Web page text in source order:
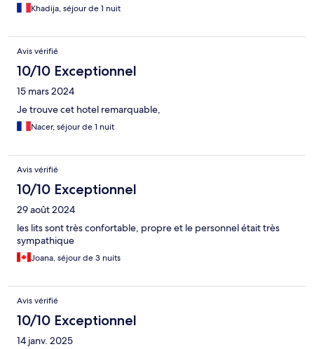
Khadija, séjour de 1 nuit
Avis vérifié
10/10 Exceptionnel
15 mars 2024
Je trouve cet hotel remarquable,
Nacer, séjour de 1 nuit
Avis vérifié
10/10 Exceptionnel
29 août 2024
les lits sont très confortable, propre et le personnel était très
sympathique
Joana, séjour de 3 nuits
Avis vérifié
10/10 Exceptionnel
14 janv. 2025